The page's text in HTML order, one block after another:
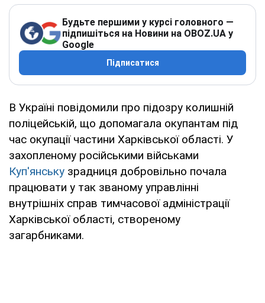
Будьте першими у курсі головного —
підпишіться на Новини на OBOZ.UA у
Google
Підписатися
В Україні повідомили про підозру колишній
поліцейській, що допомагала окупантам під
час окупації частини Харківської області. У
захопленому російськими військами
Куп'янську зрадниця добровільно почала
працювати у так званому управлінні
внутрішніх справ тимчасової адміністрації
Харківської області, створеному
загарбниками.